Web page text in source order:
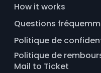
How it works
Questions
Politique de
Politique de
Mail to Ticket